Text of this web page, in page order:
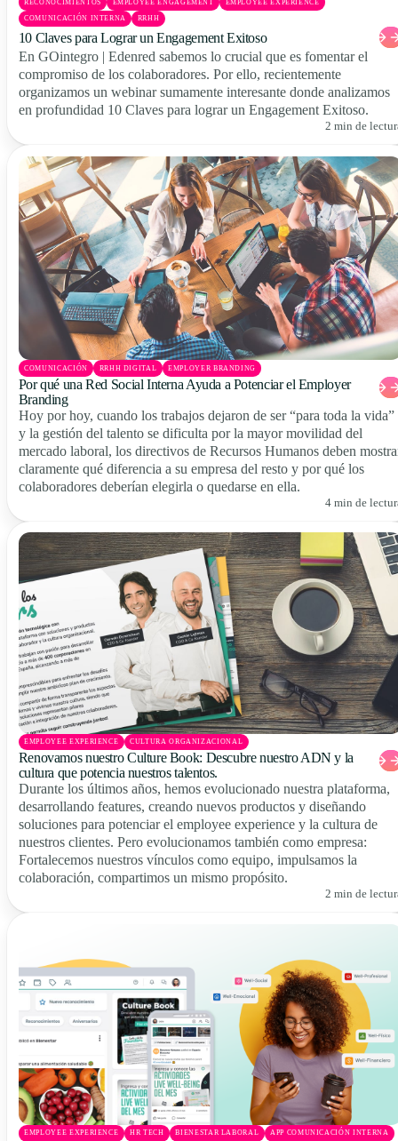
RECONOCIMIENTOS EMPLOYEE ENGAGEMENT EMPLOYEE EXPERIENCE
COMUNICACIÓN INTERNA RRHH
10 Claves para Lograr un Engagement Exitoso
En GOintegro | Edenred sabemos lo crucial que es fomentar el
compromiso de los colaboradores. Por ello, recientemente
organizamos un webinar sumamente interesante donde analizamos
en profundidad 10 Claves para lograr un Engagement Exitoso.
2 min de
COMUNICACIÓN RRHH DIGITAL EMPLOYER BRANDING
Por qué una Red Social Interna Ayuda a Potenciar el Employer
Branding
Hoy por hoy, cuando los trabajos dejaron de ser “para toda la vida”
y la gestión del talento se dificulta por la mayor movilidad del
mercado laboral, los directivos de Recursos Humanos deben
claramente qué diferencia a su empresa del resto y por qué los
colaboradores deberían elegirla o quedarse en ella.
4 min de
EMPLOYEE EXPERIENCE CULTURA ORGANIZACIONAL
Renovamos nuestro Culture Book: Descubre nuestro ADN y la
cultura que potencia nuestros talentos.
Durante los últimos años, hemos evolucionado nuestra plataforma,
desarrollando features, creando nuevos productos y diseñando
soluciones para potenciar el employee experience y la cultura de
nuestros clientes. Pero evolucionamos también como empresa:
Fortalecemos nuestros vínculos como equipo, impulsamos la
colaboración, compartimos un mismo propósito.
2 min de
EMPLOYEE EXPERIENCE HR TECH BIENESTAR LABORAL APP COMUNICACIÓN INTERNA